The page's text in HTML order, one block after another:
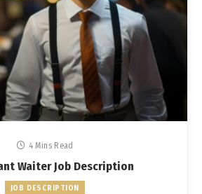
4 Mins Read
Waiter Job Description
JOB DESCRIPTION